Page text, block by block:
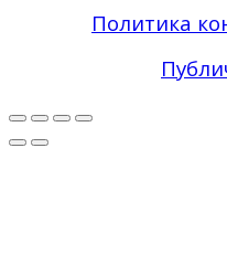
Политика